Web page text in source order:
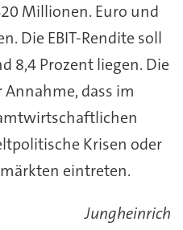
Millionen. Euro und
Die EBIT-Rendite soll
8,4 Prozent liegen. Die
dass im
Krisen oder
eintreten.
Jungheinrich